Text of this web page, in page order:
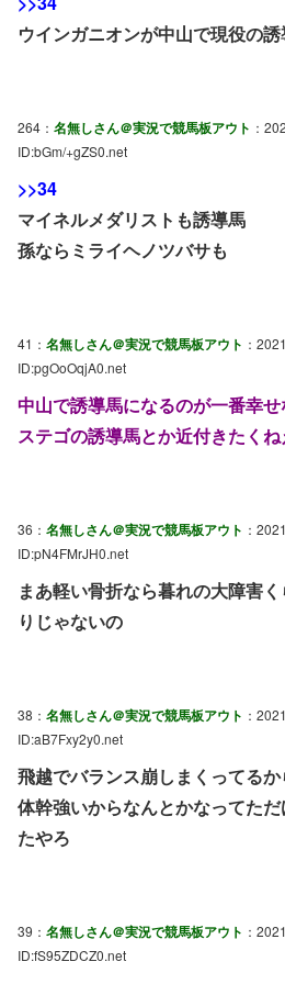
ウインガニオンが中山で現役の
264： 名無しさん＠実況で競馬板アウト ：
ID:bGm/+gZS0.net
>>34
マイネルメダリストも誘導馬
孫ならミライヘノツバサも
41： 名無しさん＠実況で競馬板アウト ：
ID:pgOoOqjA0.net
中山で誘導馬になるのが一番幸
ステゴの誘導馬とか近付きたくね
36： 名無しさん＠実況で競馬板アウト ：
ID:pN4FMrJH0.net
まあ軽い骨折なら暮れの大障害
りじゃないの
38： 名無しさん＠実況で競馬板アウト ：
ID:aB7Fxy2y0.net
飛越でバランス崩しまくってる
体幹強いからなんとかなってた
たやろ
39： 名無しさん＠実況で競馬板アウト ：
ID:fS95ZDCZ0.net